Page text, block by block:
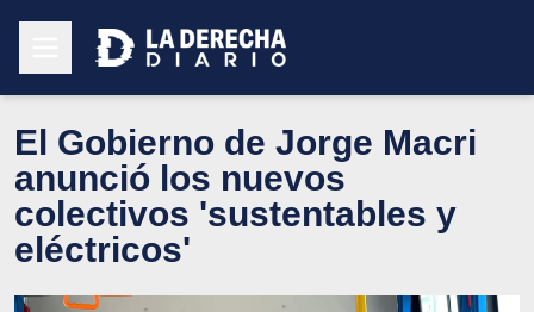
El Gobierno de Jorge Macri
anunció los nuevos
colectivos 'sustentables y
eléctricos'